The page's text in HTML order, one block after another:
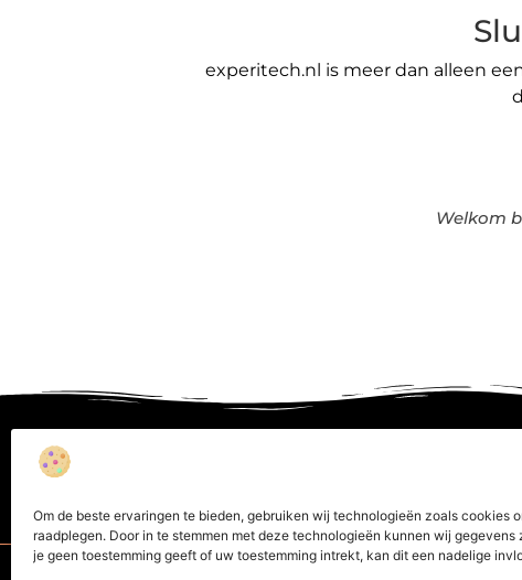
Om de beste ervaringen te bieden, gebruiken wij technologieën zoals cookies
raadplegen. Door in te stemmen met deze technologieën kunnen wij
je geen toestemming geeft of uw toestemming intrekt, kan dit een nadelige
experitech.nl is meer dan alleen
Welkom